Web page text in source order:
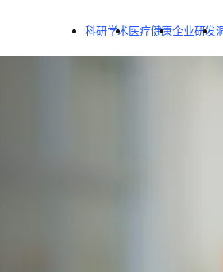
跳转到主内容
科研学术医疗健康企业研发